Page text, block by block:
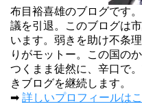
布目裕喜雄のブログです
議を引退。このブログは
います。弱きを助け不条
りがモットー。この国の
つくまま徒然に、辛口で
きブログを継続します。
➡ 詳しいプロフィールは